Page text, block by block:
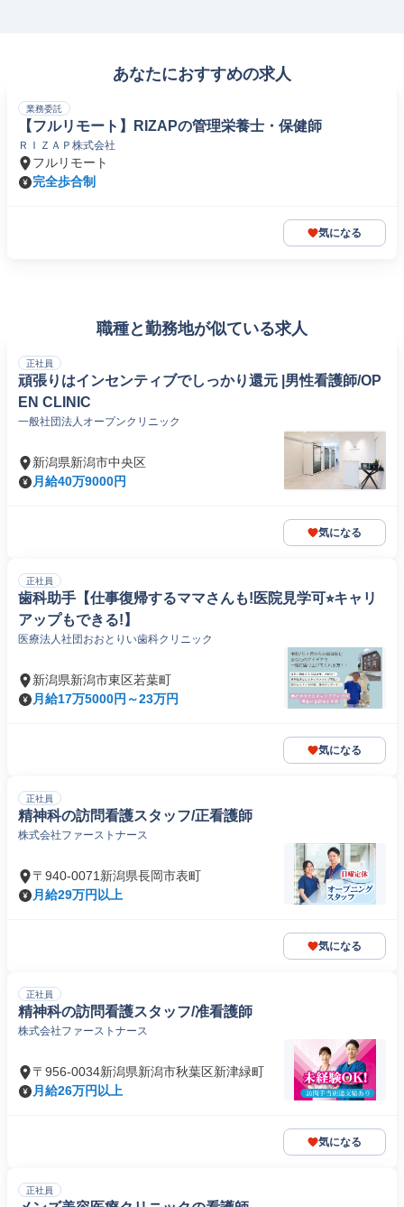
あなたにおすすめの求人
業務委託
【フルリモート】RIZAPの管理栄養士・保健師
ＲＩＺＡＰ株式会社
フルリモート
完全歩合制
気になる
職種と勤務地が似ている求人
正社員
頑張りはインセンティブでしっかり還元 |男性看護師/OP
EN CLINIC
一般社団法人オープンクリニック
新潟県新潟市中央区
月給40万9000円
気になる
正社員
歯科助手【仕事復帰するママさんも!医院見学可⭐︎キャリ
アップもできる!】
医療法人社団おおとりい歯科クリニック
新潟県新潟市東区若葉町
月給17万5000円～23万円
気になる
正社員
精神科の訪問看護スタッフ/正看護師
株式会社ファーストナース
〒940-0071新潟県長岡市表町
月給29万円以上
気になる
正社員
精神科の訪問看護スタッフ/准看護師
株式会社ファーストナース
〒956-0034新潟県新潟市秋葉区新津緑町
月給26万円以上
気になる
正社員